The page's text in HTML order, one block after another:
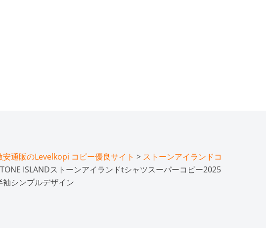
通販のLevelkopi コピー優良サイト > ストーンアイランドコ
ISLANDストーンアイランドtシャツスーパーコピー2025
シンプルデザイン